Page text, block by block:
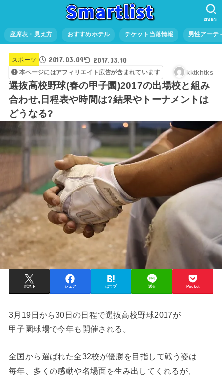
座席表・見え方 おすすめホテル チケット当落情報 男性アーテ
SEARCH
スポーツ 2017.03.09 2017.03.10
本ページにはアフィリエイト広告が含まれています kktkhtks
選抜高校野球(春の甲子園)2017の出場校と組み
合わせ,日程表や時間は?結果やトーナメントは
どうなる?
ポスト シェア はてブ 送る Pocket
3月19日から30日の日程で選抜高校野球2017が
甲子園球場で今年も開催される。
全国から選ばれた全32校が優勝を目指して戦う姿は
毎年、多くの感動や名場面を生み出してくれるが、